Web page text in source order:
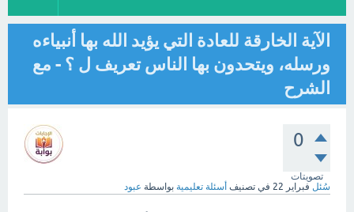
الآية الخارقة للعادة التي يؤيد الله بها أنبياءه
ورسله، ويتحدون بها الناس تعريف ل ؟ - مع
الشرح
0
تصويتات
سُئل فبراير 22 في تصنيف أسئلة تعليمية بواسطة عبود